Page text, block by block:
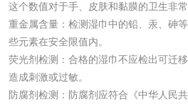
这个数值对于手、皮肤和黏膜的卫生非常
重金属含量：检测湿巾中的铅、汞、砷
些元素在安全限值内。
荧光剂检测：合格的湿巾不应检出可迁
造成刺激或过敏。
防腐剂检测：防腐剂应符合《中华人民
磷酸肥料检测
化工试剂
乳酸钠检测